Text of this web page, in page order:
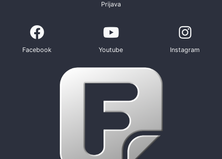
Prijava
Facebook Youtube Instagram